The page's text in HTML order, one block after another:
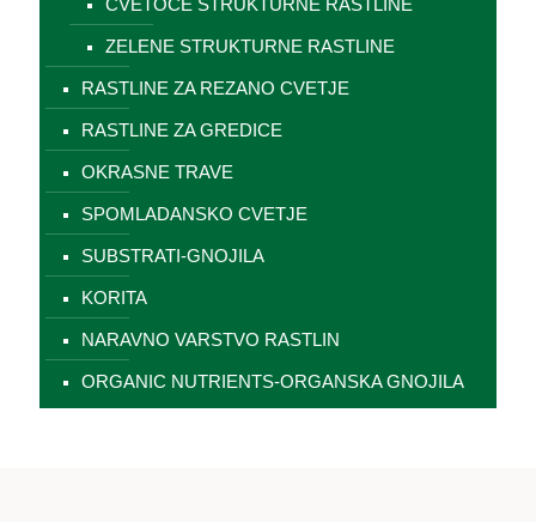
CVETOČE STRUKTURNE RASTLINE
ZELENE STRUKTURNE RASTLINE
RASTLINE ZA REZANO CVETJE
RASTLINE ZA GREDICE
OKRASNE TRAVE
SPOMLADANSKO CVETJE
SUBSTRATI-GNOJILA
KORITA
NARAVNO VARSTVO RASTLIN
ORGANIC NUTRIENTS-ORGANSKA GNOJILA